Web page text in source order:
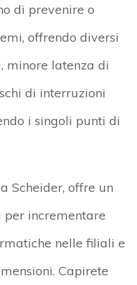
di prevenire o
offrendo diversi
minore latenza di
di interruzioni
i singoli punti di
Scheider, offre un
per incrementare
nelle filiali e
Capirete